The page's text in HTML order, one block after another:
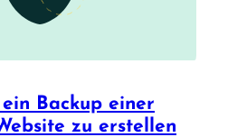
ein Backup einer
zu erstellen